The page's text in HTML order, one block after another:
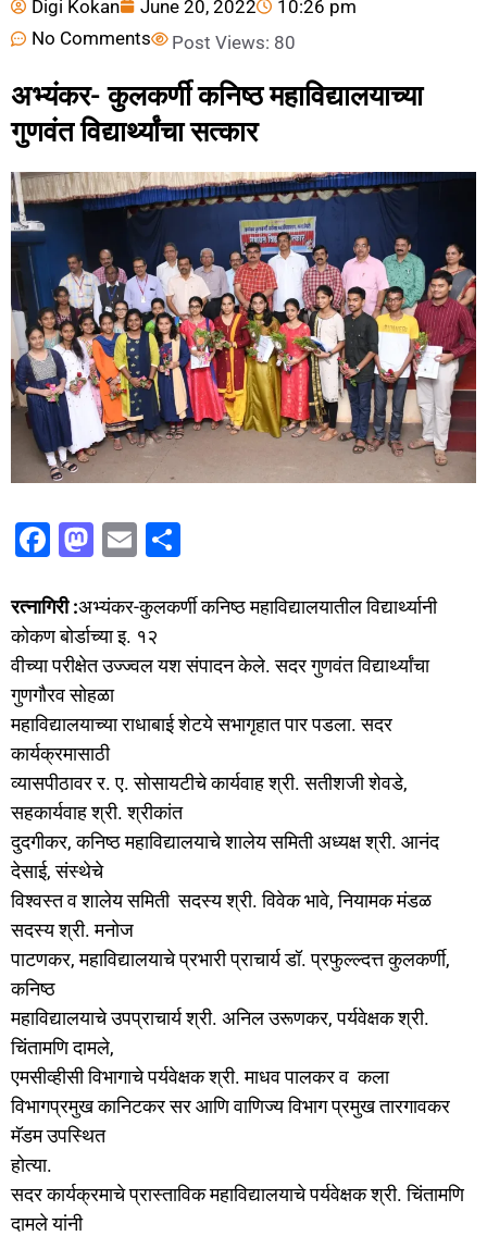
Digi Kokan June 20, 2022
10:26 pm
No Comments
Post Views: 80
अभ्यंकर- कुलकर्णी कनिष्ठ महाविद्यालयाच्या
गुणवंत विद्यार्थ्यांचा सत्कार
F
c
e
b
o
o
k
M
st
o
d
o
n
E
ai
l
ar
रत्नागिरी :अभ्यंकर-कुलकर्णी कनिष्ठ महाविद्यालयातील विद्यार्थ्यानी
कोकण बोर्डाच्या इ. १२
वीच्या परीक्षेत उज्ज्वल यश संपादन केले. सदर गुणवंत विद्यार्थ्यांचा
गुणगौरव सोहळा
महाविद्यालयाच्या राधाबाई शेटये सभागृहात पार पडला. सदर
कार्यक्रमासाठी
व्यासपीठावर र. ए. सोसायटीचे कार्यवाह श्री. सतीशजी शेवडे,
सहकार्यवाह श्री. श्रीकांत
दुदगीकर, कनिष्ठ महाविद्यालयाचे शालेय समिती अध्यक्ष श्री. आनंद
देसाई, संस्थेचे
विश्वस्त व शालेय समिती सदस्य श्री. विवेक भावे, नियामक मंडळ
सदस्य श्री. मनोज
पाटणकर, महाविद्यालयाचे प्रभारी प्राचार्य डॉ. प्रफुल्ल्दत्त कुलकर्णी,
कनिष्ठ
महाविद्यालयाचे उपप्राचार्य श्री. अनिल उरूणकर, पर्यवेक्षक श्री.
चिंतामणि दामले,
एमसीव्हीसी विभागाचे पर्यवेक्षक श्री. माधव पालकर व कला
विभागप्रमुख कानिटकर सर आणि वाणिज्य विभाग प्रमुख तारगावकर
मॅडम उपस्थित
होत्या.
सदर कार्यक्रमाचे प्रास्ताविक महाविद्यालयाचे पर्यवेक्षक श्री. चिंतामणि
दामले यांनी